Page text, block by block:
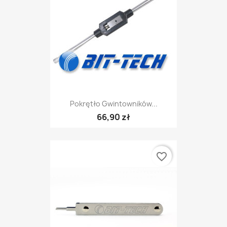
Pokrętło Gwintowników...
66,90 zł
favorite_border